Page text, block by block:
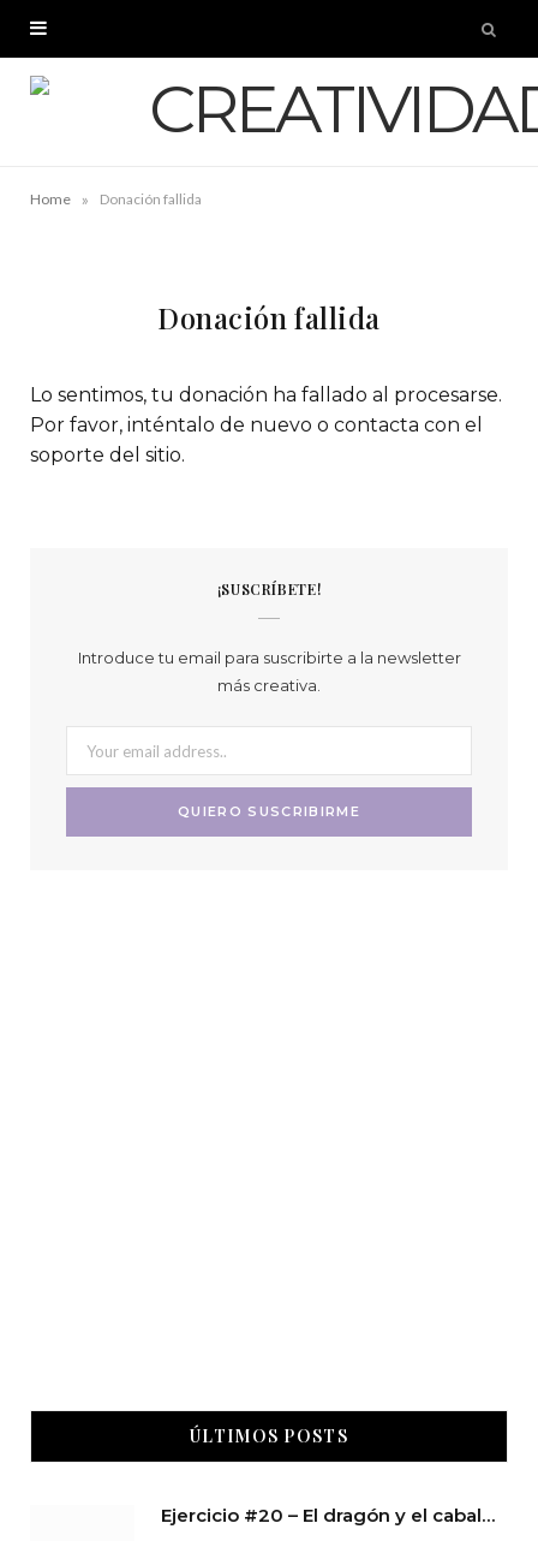
Home » Donación fallida
Donación fallida
Lo sentimos, tu donación ha fallado al procesarse.
Por favor, inténtalo de nuevo o contacta con el
soporte del sitio.
¡SUSCRÍBETE!
Introduce tu email para suscribirte a la newsletter
más creativa.
ÚLTIMOS POSTS
Ejercicio #20 – El dragón y el caballero